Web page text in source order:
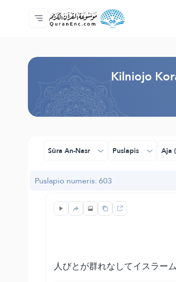
Pagrindinis
Vertimų turinys
Audio
Programuotojų paslaugos - API
Apie projektą
Susisiekite su mumis
Kalba
Kilniojo
Sūra An-Nasr Puslapis Aja
Puslapio numeris: 603
人びとが群れなしてイスラー